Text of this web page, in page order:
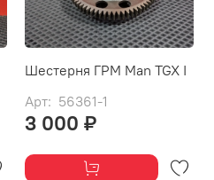
Шестерня ГРМ Man TGX I
Арт: 56361-1
3 000 ₽